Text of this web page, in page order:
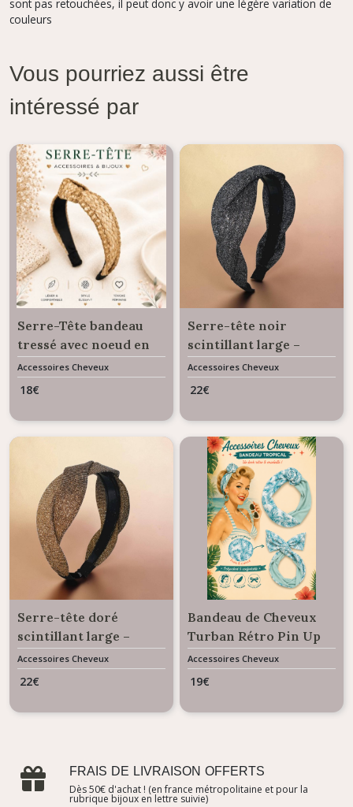
sont pas retouchées, il peut donc y avoir une légère variation de
couleurs
Vous pourriez aussi être
intéressé par
Serre-Tête bandeau
tressé avec noeud en
matière naturelle
beige doré
Accessoires Cheveux
18€
Serre-tête noir
scintillant large –
Bandeau élégant pour
cheveux effet torsadé
Accessoires Cheveux
22€
Serre-tête doré
scintillant large –
Bandeau élégant pour
cheveux effet torsadé
Accessoires Cheveux
22€
Bandeau de Cheveux
Turban Rétro Pin Up
Tropical coloris
Menthe
Accessoires Cheveux
19€
FRAIS DE LIVRAISON OFFERTS
Dès 50€ d'achat ! (en france métropolitaine et pour la
rubrique bijoux en lettre suivie)